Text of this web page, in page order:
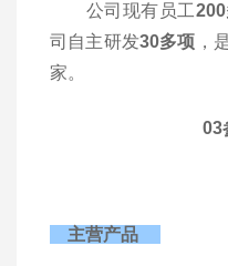
公司现有员工
司自主研发30多项 ，
家。
03
主营产品